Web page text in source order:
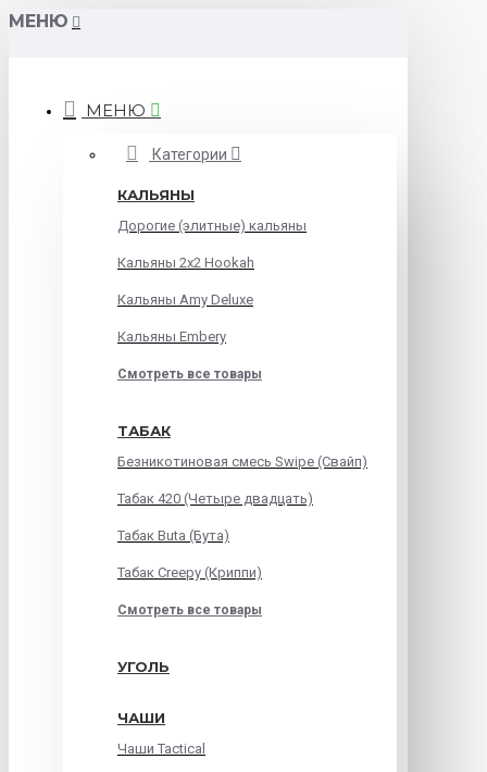
МЕНЮ
МЕНЮ
Категории
КАЛЬЯНЫ
Дорогие (элитные) кальяны
Кальяны 2х2 Hookah
Кальяны Amy Deluxe
Кальяны Embery
Смотреть все товары
ТАБАК
Безникотиновая смесь Swipe (Свайп)
Табак 420 (Четыре двадцать)
Табак Buta (Бута)
Табак Creepy (Криппи)
Смотреть все товары
УГОЛЬ
ЧАШИ
Чаши Tactical